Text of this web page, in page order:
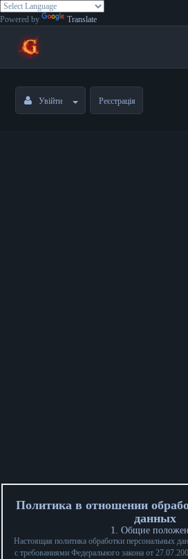
Powered by Translate
Увійти Реєстрація
Политика в отношении
данных
1. Общие
Настоящая политика обработки персональных
с требованиями Федерального закона от